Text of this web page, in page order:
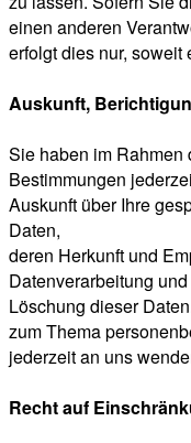
einen anderen
erfolgt dies nur, soweit
Auskunft,
Sie haben im Rahmen
Bestimmungen
Auskunft über Ihre
Daten,
deren Herkunft und
Datenverarbeitung
Löschung dieser
zum Thema
jederzeit an uns
Recht auf